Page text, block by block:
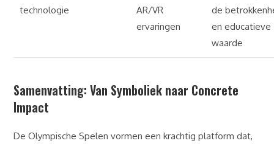
technologie
AR/VR
ervaringen
de
en educatieve
waarde
Samenvatting: Van Symboliek naar Concrete
Impact
De Olympische Spelen vormen een krachtig platform dat,